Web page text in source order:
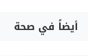
أيضاً في صحة